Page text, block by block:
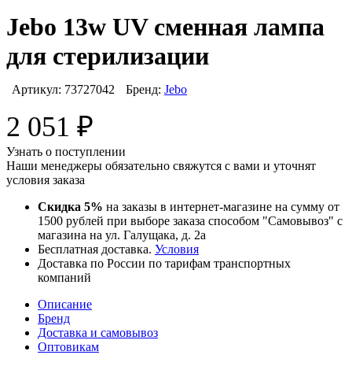
Jebo 13w UV сменная лампа
для стерилизации
Артикул: 73727042 Бренд: Jebo
2 051 ₽
Узнать о поступлении
Наши менеджеры обязательно свяжутся с вами и уточнят
условия заказа
Скидка 5% на заказы в интернет-магазине на сумму от
1500 рублей при выборе заказа способом "Самовывоз" с
магазина на ул. Галущака, д. 2а
Бесплатная доставка. Условия
Доставка по России по тарифам транспортных
компаний
Описание
Бренд
Доставка и самовывоз
Оптовикам